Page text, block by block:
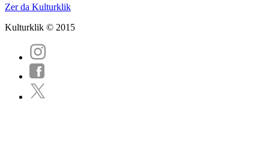
Zer da Kulturklik
Kulturklik © 2015